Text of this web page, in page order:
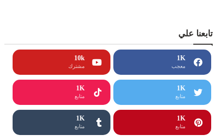
تابعنا علي
1K
معجب
10k
مشترك
1K
متابع
1K
متابع
1K
متابع
1K
متابع